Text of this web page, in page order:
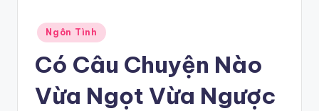
Posted
in
Ngôn Tình
Có Câu Chuyện Nào
Vừa Ngọt Vừa Ngược